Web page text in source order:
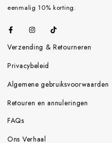
eenmalig 10% korting.
Verzending & Retourneren
Privacybeleid
Algemene gebruiksvoorwaarden
Retouren en annuleringen
FAQs
Ons Verhaal